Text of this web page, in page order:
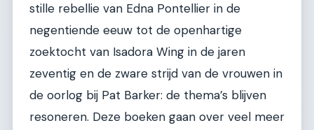
stille rebellie van Edna Pontellier in de
negentiende eeuw tot de openhartige
zoektocht van Isadora Wing in de jaren
zeventig en de zware strijd van de vrouwen in
de oorlog bij Pat Barker: de thema’s blijven
resoneren. Deze boeken gaan over veel meer